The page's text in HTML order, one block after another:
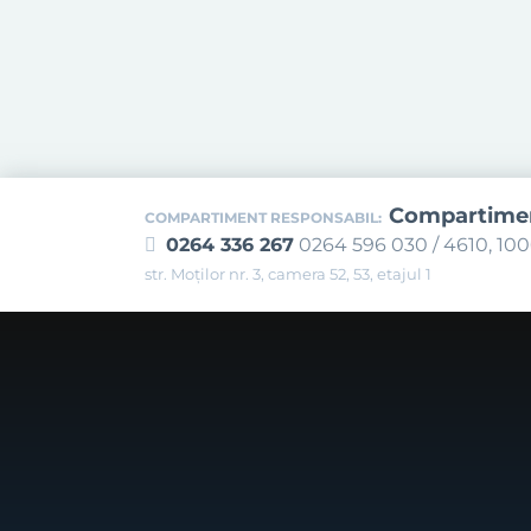
COMPARTIMENT RESPONSABIL:
0264 336 267 0264 596 030 / 4610,
str. Moților nr. 3, camera 52, 53, etajul 1